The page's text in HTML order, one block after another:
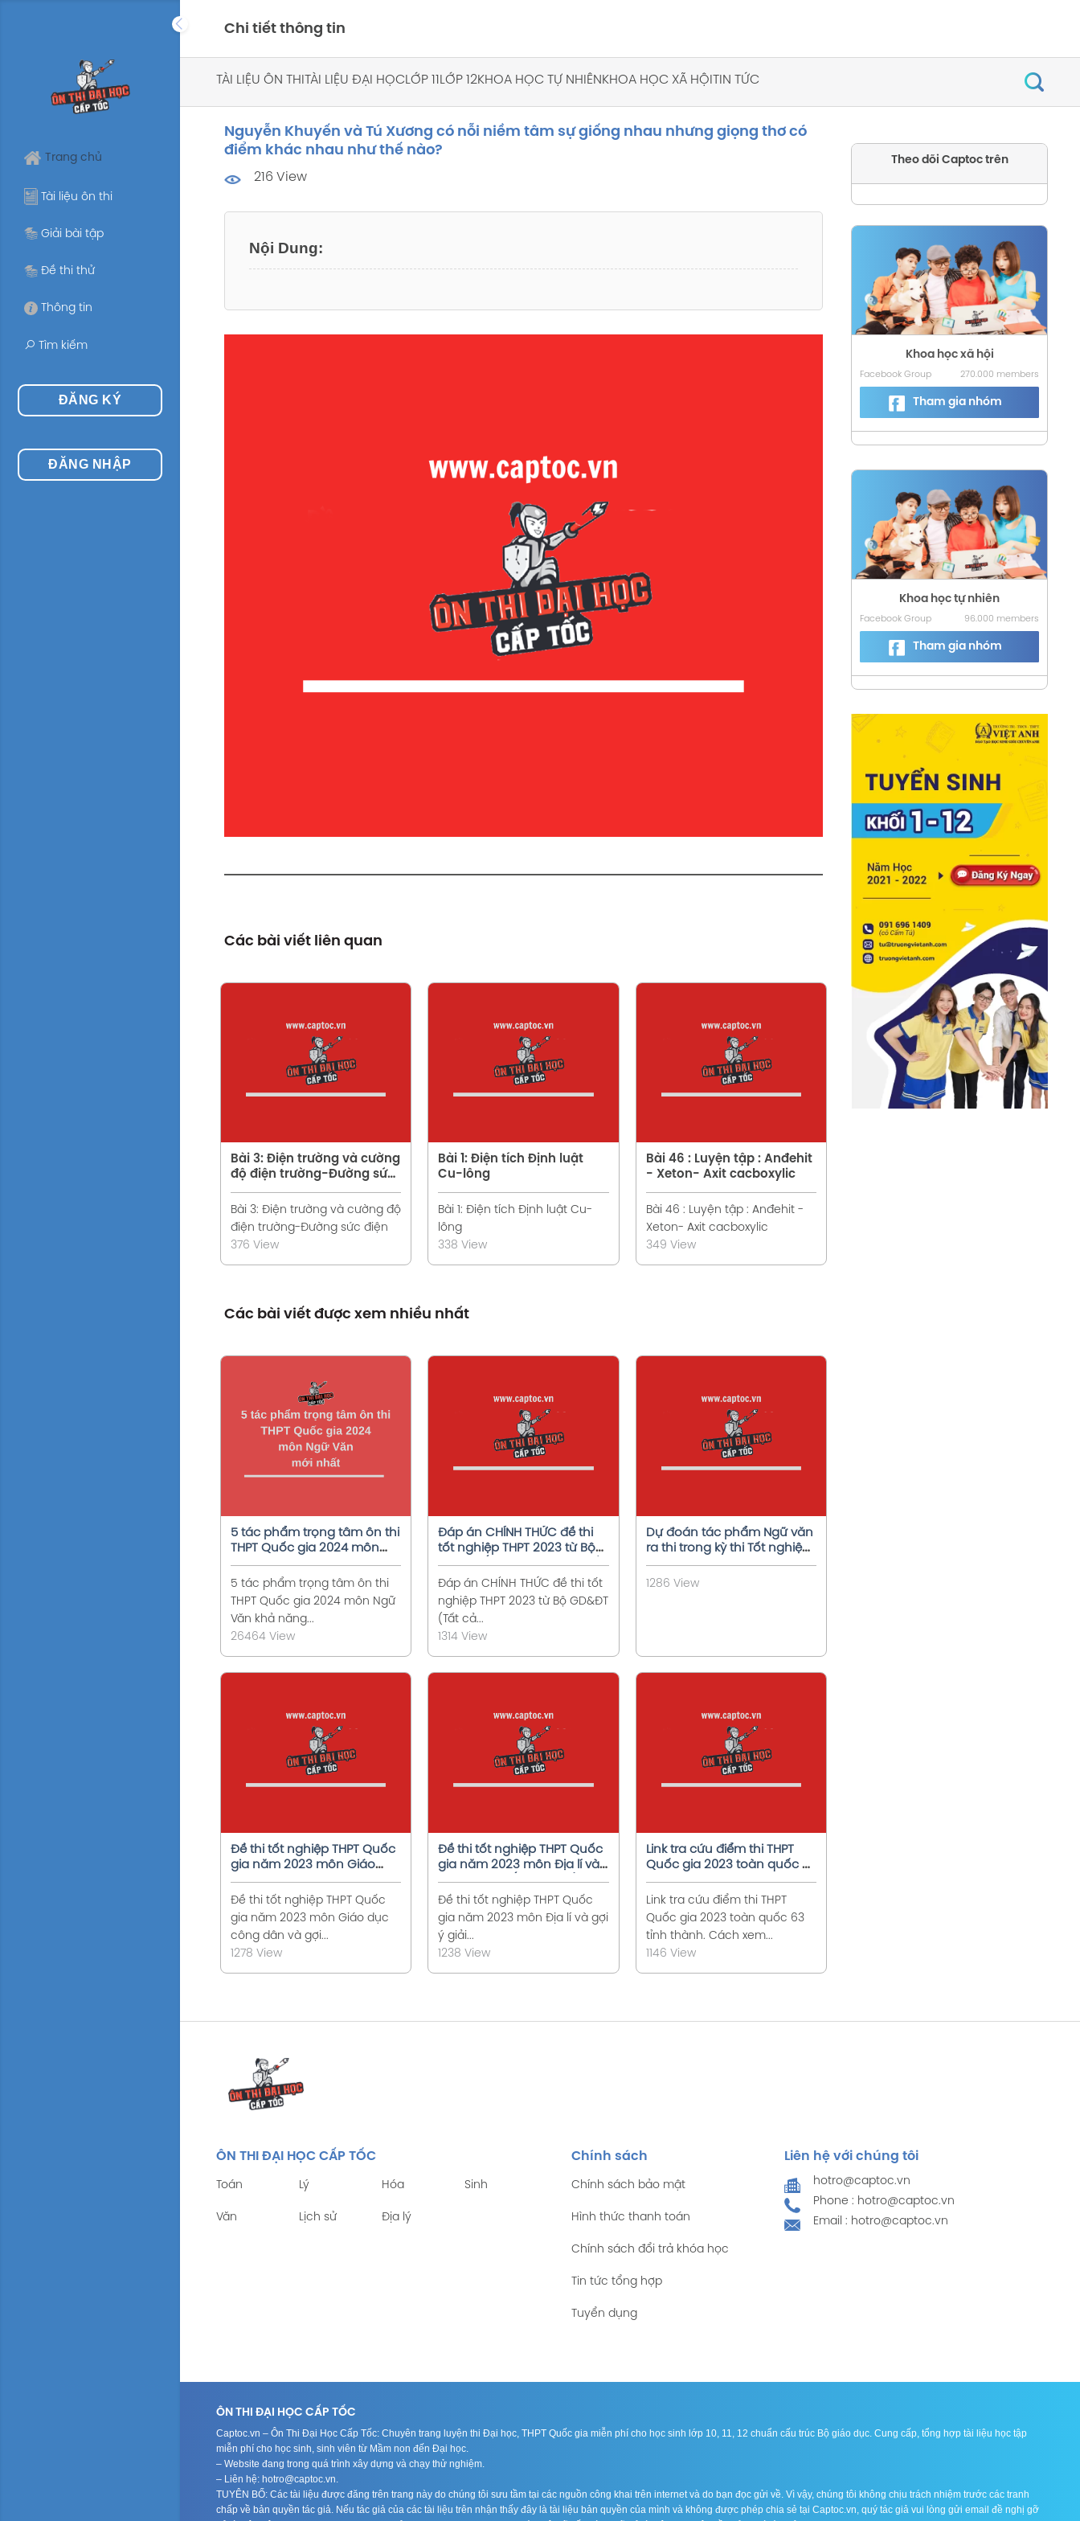
Trang chủ
Tài liệu ôn thi
Giải bài tập
Đề thi thử
Thông tin
Tìm kiếm
ĐĂNG KÝ
ĐĂNG NHẬP
Chi tiết thông tin
TÀI LIỆU ÔN THI TÀI LIỆU ĐẠI HỌCLỚP 11 LỚP 12KHOA HỌC TỰ NHIÊN KHOA HỌC XÃ HỘI TIN TỨC
Nguyễn Khuyến và Tú Xương có nỗi niềm tâm sự giống nhau nhưng giọng thơ có
điểm khác nhau như thế nào?
216 View
Các bài viết liên quan
Xem chi tiết
Bài 3: Điện trường và cường
độ điện trường-Đường sức
điện
Bài 3: Điện trường và cường độ
điện trường-Đường sức điện
376 View
Xem chi tiết
Bài 1: Điện tích Định luật
Cu-lông
Bài 1: Điện tích Định luật Cu-
lông
338 View
Xem chi tiết
Bài 46 : Luyện tập : Anđehit
- Xeton- Axit cacboxylic
Bài 46 : Luyện tập : Anđehit -
Xeton- Axit cacboxylic
349 View
Các bài viết được xem nhiều nhất
Xem chi tiết
5 tác phẩm trọng tâm ôn thi
THPT Quốc gia 2024 môn
Ngữ Văn mới nhất
5 tác phẩm trọng tâm ôn thi
THPT Quốc gia 2024 môn Ngữ
Văn khả năng...
26464 View
Xem chi tiết
Đáp án CHÍNH THỨC đề thi
tốt nghiệp THPT 2023 từ Bộ
GD&ĐT (Tất cả các môn trắc
nghiệm)
Đáp án CHÍNH THỨC đề thi tốt
nghiệp THPT 2023 từ Bộ GD&ĐT
(Tất cả...
1314 View
Xem chi tiết
Dự đoán tác phẩm Ngữ văn
ra thi trong kỳ thi Tốt nghiệp
THPT 2023
1286 View
Xem chi tiết
Đề thi tốt nghiệp THPT Quốc
gia năm 2023 môn Giáo
dục công dân và gợi ý giải
đề (24 mã đề)
Đề thi tốt nghiệp THPT Quốc
gia năm 2023 môn Giáo dục
công dân và gợi...
1278 View
Xem chi tiết
Đề thi tốt nghiệp THPT Quốc
gia năm 2023 môn Địa lí và
gợi ý giải đề (24 mã đề)
Đề thi tốt nghiệp THPT Quốc
gia năm 2023 môn Địa lí và gợi
ý giải...
1238 View
Xem chi tiết
Link tra cứu điểm thi THPT
Quốc gia 2023 toàn quốc 63
tỉnh thành
Link tra cứu điểm thi THPT
Quốc gia 2023 toàn quốc 63
tỉnh thành. Cách xem...
1146 View
Theo dõi Captoc trên
Khoa học xã hội
Facebook Group 270.000 members
Tham gia nhóm
Khoa học tự nhiên
Facebook Group 96.000 members
Tham gia nhóm
ÔN THI ĐẠI HỌC CẤP TỐC
Toán Lý Hóa Sinh
Văn Lịch sử Địa lý
Chính sách
Chính sách bảo mật
Hình thức thanh toán
Chính sách đổi trả khóa học
Tin tức tổng hợp
Tuyển dụng
Liên hệ với chúng tôi
hotro@captoc.vn
Phone : hotro@captoc.vn
Email : hotro@captoc.vn
ÔN THI ĐẠI HỌC CẤP TỐC
Captoc.vn – Ôn Thi Đại Học Cấp Tốc: Chuyên trang luyện thi Đại học, THPT Quốc gia miễn phí cho học sinh lớp 10, 11, 12 chuẩn cấu trúc Bộ giáo dục. Cung cấp, tổng hợp tài liệu học tập
miễn phí cho học sinh, sinh viên từ Mầm non đến Đại học.
– Website đang trong quá trình xây dựng và chạy thử nghiệm.
– Liên hệ: hotro@captoc.vn.
TUYÊN BỐ: Các tài liệu được đăng trên trang này do chúng tôi sưu tầm tại các nguồn công khai trên internet và do bạn đọc gửi về. Vì vậy, chúng tôi không chịu trách nhiệm trước các tranh
chấp về bản quyền tác giả. Nếu tác giả của các tài liệu trên nhận thấy đây là tài liệu bản quyền của mình và không được phép chia sẻ tại Captoc.vn, quý tác giả vui lòng gửi email đề nghị gỡ